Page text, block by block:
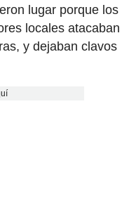
lugar porque los
locales atacaban
y dejaban clavos